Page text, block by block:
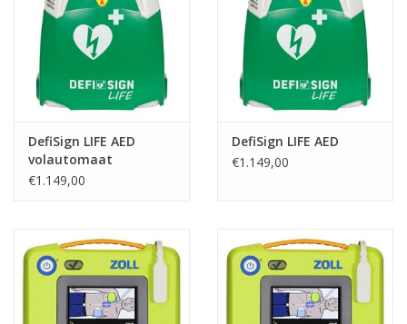
DefiSign LIFE AED
volautomaat
€1.149,00
DefiSign LIFE AED
€1.149,00